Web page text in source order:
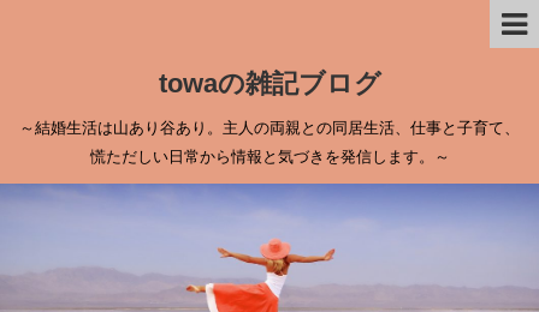
towaの雑記ブログ
～結婚生活は山あり谷あり。主人の両親との同居生活、仕事と子育て、
慌ただしい日常から情報と気づきを発信します。～